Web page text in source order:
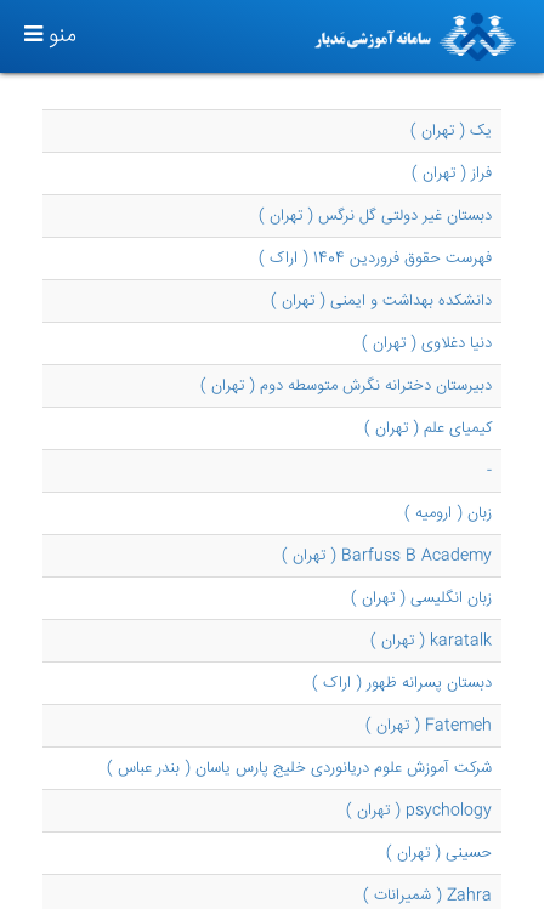
منو
یک ( تهران )
فراز ( تهران )
دبستان غیر دولتی گل نرگس ( تهران )
فهرست حقوق فروردین 1404 ( اراک )
دانشکده بهداشت و ایمنی ( تهران )
دنیا دغلاوی ( تهران )
دبیرستان دخترانه نگرش متوسطه دوم ( تهران )
کیمیای علم ( تهران )
-
زبان ( ارومیه )
Barfuss B Academy ( تهران )
زبان انگلیسی ( تهران )
karatalk ( تهران )
دبستان پسرانه ظهور ( اراک )
Fatemeh ( تهران )
شرکت آموزش علوم دریانوردی خلیج پارس یاسان ( بندر عباس )
psychology ( تهران )
حسینی ( تهران )
Zahra ( شمیرانات )